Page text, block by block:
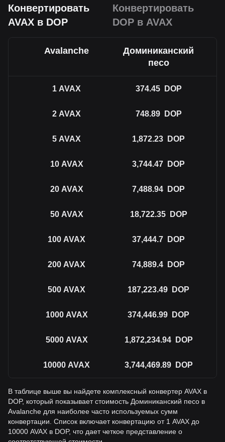
Конвертировать
AVAX в DOP
Конвертировать
DOP в AVAX
Avalanche
Доминиканский
песо
1 AVAX 374.45 DOP
2 AVAX 748.89 DOP
5 AVAX 1,872.23 DOP
10 AVAX 3,744.47 DOP
20 AVAX 7,488.94 DOP
50 AVAX 18,722.35 DOP
100 AVAX 37,444.7 DOP
200 AVAX 74,889.4 DOP
500 AVAX 187,223.49 DOP
1000 AVAX 374,446.99 DOP
5000 AVAX 1,872,234.94 DOP
10000 AVAX 3,744,469.89 DOP
В таблице выше вы найдете комплексный конвертер AVAX в
DOP, который показывает стоимость Доминиканский песо в
Avalanche для наиболее часто используемых сумм
конвертации. Список включает конвертацию от 1 AVAX до
10000 AVAX в DOP, что дает четкое представление о